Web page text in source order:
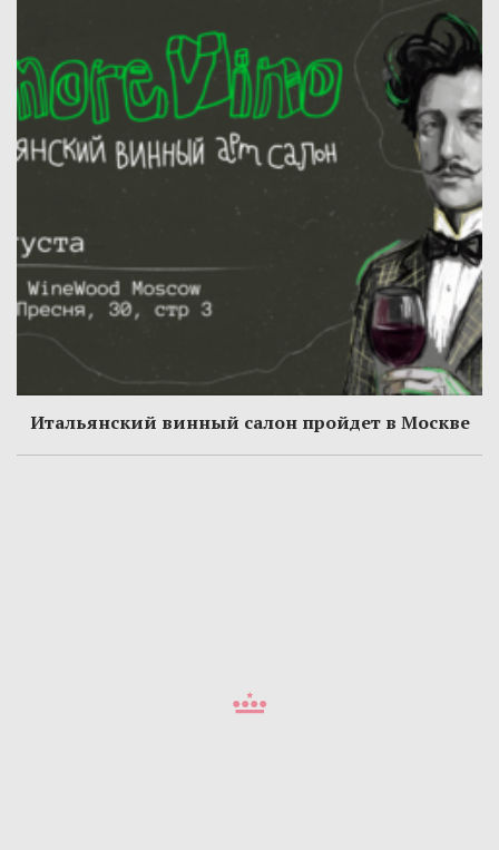
Итальянский винный салон пройдет в Москве